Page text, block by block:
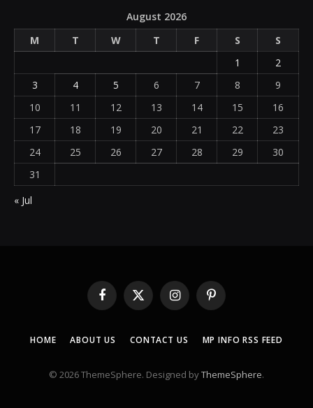
August 2026
M
T W T F S
S
1
2
3
4 5 6 7 8
9
10
11 12 13 14 15
16
17
18 19 20 21 22
23
24
25 26 27 28 29
30
31
« Jul
Facebook
X
(Twitter)
InstagramPinterest
HOME ABOUT US CONTACT US MP INFO RSS FEED
© 2026 ThemeSphere. Designed byThemeSphere.